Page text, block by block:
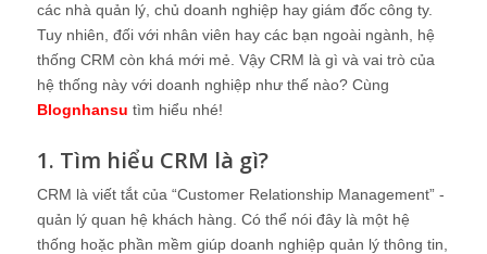
các nhà quản lý, chủ doanh nghiệp hay giám đốc công ty.
Tuy nhiên, đối với nhân viên hay các bạn ngoài ngành, hệ
thống CRM còn khá mới mẻ. Vậy CRM là gì và vai trò của
hệ thống này với doanh nghiệp như thế nào? Cùng
Blognhansu tìm hiểu nhé!
1. Tìm hiểu CRM là gì?
CRM là viết tắt của “Customer Relationship Management” -
quản lý quan hệ khách hàng. Có thể nói đây là một hệ
thống hoặc phần mềm giúp doanh nghiệp quản lý thông tin,